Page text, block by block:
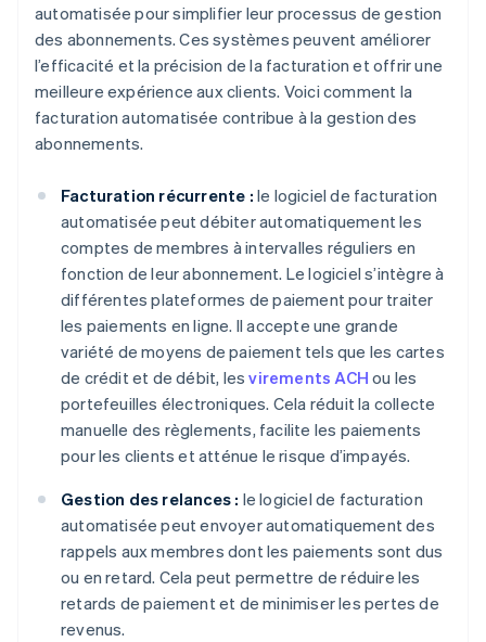
automatisée pour simplifier leur processus de gestion
des abonnements. Ces systèmes peuvent améliorer
l’efficacité et la précision de la facturation et offrir une
meilleure expérience aux clients. Voici comment la
facturation automatisée contribue à la gestion des
abonnements.
Facturation récurrente : le logiciel de facturation
automatisée peut débiter automatiquement les
comptes de membres à intervalles réguliers en
fonction de leur abonnement. Le logiciel s’intègre à
différentes plateformes de paiement pour traiter
les paiements en ligne. Il accepte une grande
variété de moyens de paiement tels que les cartes
de crédit et de débit, lesvirements ACH ou les
portefeuilles électroniques. Cela réduit la collecte
manuelle des règlements, facilite les paiements
pour les clients et atténue le risque d’impayés.
Gestion des relances : le logiciel de facturation
automatisée peut envoyer automatiquement des
rappels aux membres dont les paiements sont dus
ou en retard. Cela peut permettre de réduire les
retards de paiement et de minimiser les pertes de
revenus.